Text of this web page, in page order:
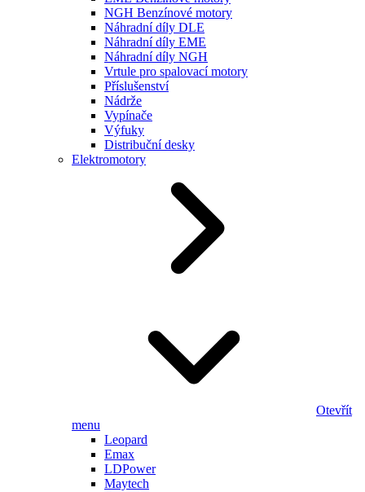
NGH Benzínové motory
Náhradní díly DLE
Náhradní díly EME
Náhradní díly NGH
Vrtule pro spalovací motory
Příslušenství
Nádrže
Vypínače
Výfuky
Distribuční desky
Elektromotory
Otevřít
menu
Leopard
Emax
LDPower
Maytech